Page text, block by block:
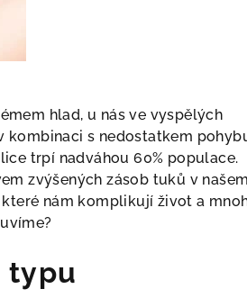
hlad, u nás ve vyspělých
kombinaci s nedostatkem
trpí nadváhou 60% populace.
zvýšených zásob tuků v našem
nám komplikují život a
typu